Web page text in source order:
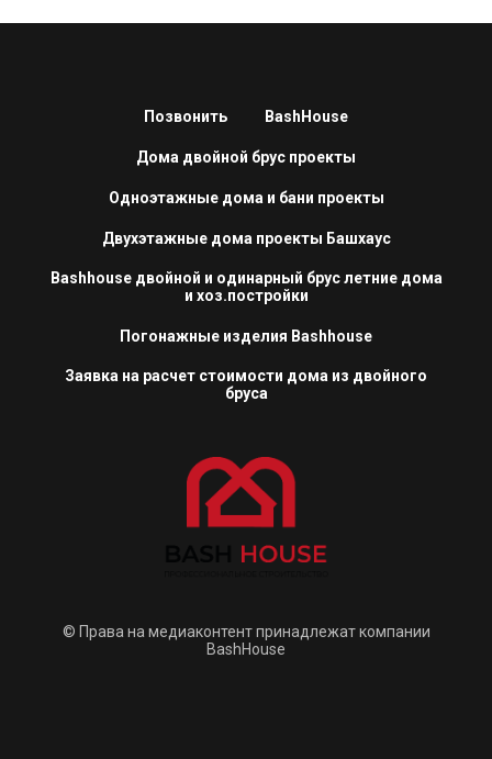
Позвонить BashHouse
Дома двойной брус проекты
Одноэтажные дома и бани проекты
Двухэтажные дома проекты Башхаус
Bashhouse двойной и одинарный брус летние дома
и хоз.постройки
Погонажные изделия Bashhouse
Заявка на расчет стоимости дома из двойного
бруса
© Права на медиаконтент принадлежат компании
BashHouse